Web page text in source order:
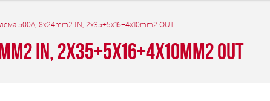
500A, 8x24mm2 IN, 2x35+5x16+4x10mm2 OUT
IN, 2x35+5x16+4x10mm2 OUT